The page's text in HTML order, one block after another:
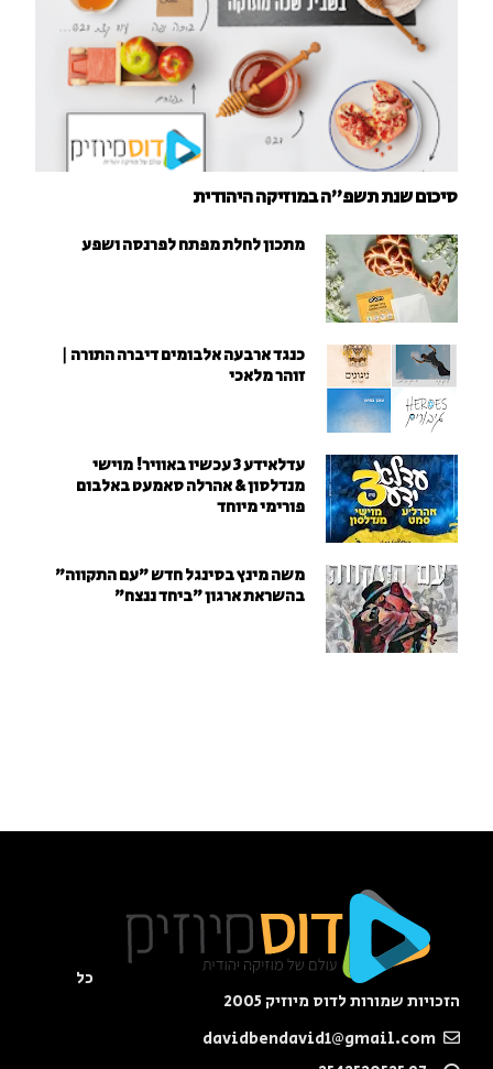
סיכום שנת תשפ"ה במוזיקה היהודית
מתכון לחלת מפתח לפרנסה ושפע
כנגד ארבעה אלבומים דיברה התורה |
זוהר מלאכי
עדלאידע 3 עכשיו באוויר! מוישי
מנדלסון & אהרלה סאמעט באלבום
פורימי מיוחד
משה מינץ בסינגל חדש ״עם התקווה״
בהשראת ארגון "ביחד ננצח"
כל
הזכויות שמורות לדוס מיוזיק 2005